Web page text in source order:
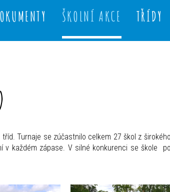
ŠKOLNÍ AKCE TŘÍDY
Turnaje se zúčastnilo celkem 27 škol z
v každém zápase. V silné konkurenci se škole